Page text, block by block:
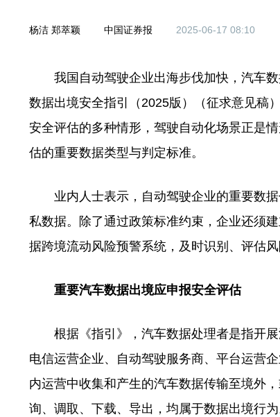
杨洁 郑萃颖 中国证券报 2025-06-17 08:10
我国自动驾驶企业出海步伐加快，汽车数
数据出境安全指引（2025版）（征求意见稿
安全评估的多种情形，驾驶自动化场景正是
估的重要数据类型与判定标准。
业内人士表示，自动驾驶企业的重要数据
私数据。除了通过政策标准约束，企业还须
据跨境流动风险预警系统，及时识别、评估风
重要汽车数据出境应申报安全评估
根据《指引》，汽车数据处理者是指开展
电信运营企业、自动驾驶服务商、平台运营
内运营中收集和产生的汽车数据传输至境外
询、调取、下载、导出，均属于数据出境行为